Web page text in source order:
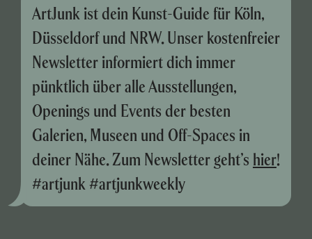
ArtJunk ist dein Kunst-Guide für Köln,
Düsseldorf und NRW. Unser kostenfreier
Newsletter informiert dich immer
pünktlich über alle Ausstellungen,
Openings und Events der besten
Galerien, Museen und Off-Spaces in
deiner Nähe. Zum Newsletter geht’s hier!
#artjunk #artjunkweekly